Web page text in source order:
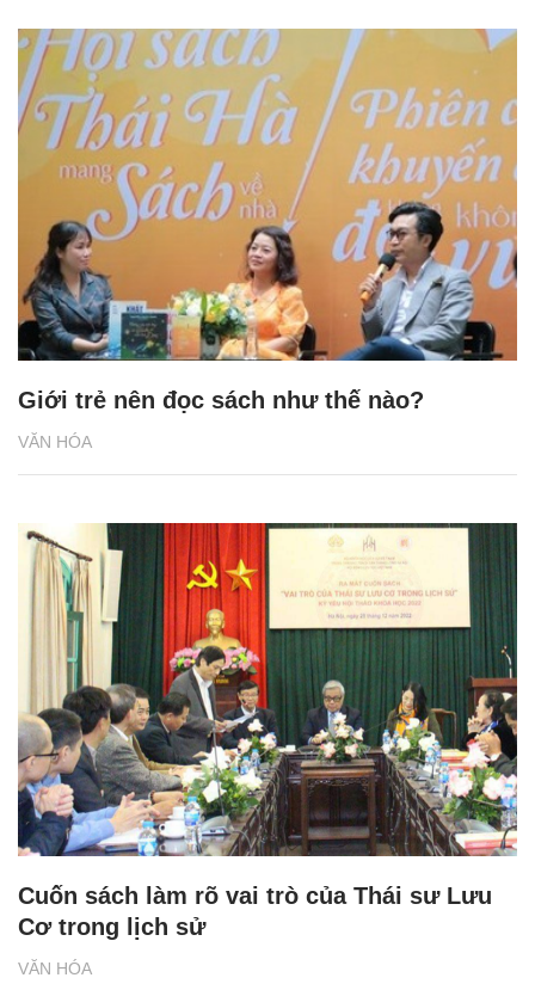
VĂN HÓA
Giới trẻ nên đọc sách như thế nào?
VĂN HÓA
Cuốn sách làm rõ vai trò của Thái sư Lưu
Cơ trong lịch sử